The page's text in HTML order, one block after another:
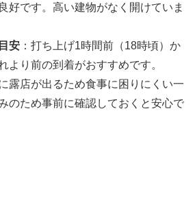
好です。高い建物がなく開けていま
安 ：打ち上げ1時間前（18時頃）か
より前の到着がおすすめです。
露店が出るため食事に困りにくい一
のため事前に確認しておくと安心で